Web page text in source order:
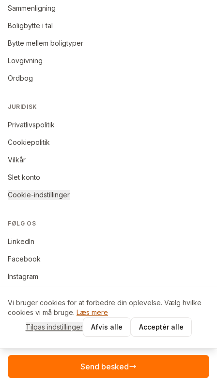
Send besked
Sammenligning
Boligbytte i tal
Bytte mellem boligtyper
Lovgivning
Ordbog
JURIDISK
Privatlivspolitik
Cookiepolitik
Vilkår
Slet konto
Cookie-indstillinger
FØLG OS
LinkedIn
Facebook
Instagram
©2026BoligByt ApS. Alle rettigheder forbeholdes.
Made in Denmark
Vi bruger cookies for at forbedre din oplevelse. Vælg hvilke
cookies vi må bruge. Læs mere
Tilpas indstillinger
Afvis alle Acceptér alle